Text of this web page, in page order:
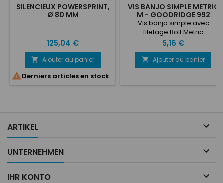
SILENCIEUX POWERSPRINT,
Ø 80 MM
Prix
125,04 €
 Ajouter au panier
Derniers articles en stock
VIS BANJO SIMPLE METRIC
M - GOODRIDGE 992
Vis banjo simple avec
filetage Bolt Metric
M.Goodridge série 992
Longueur 20mm ou (long)
25mm depuis la tête
Prix
5,16 €
 Ajouter au panier
ARTIKEL 
UNTERNEHMEN 
IHR KONTO 